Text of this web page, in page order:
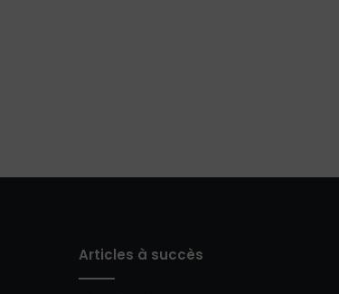
Articles à succès